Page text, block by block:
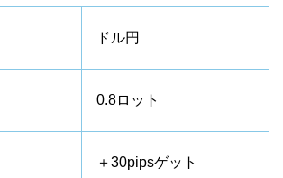
ドル円
0.8ロット
＋30pipsゲット